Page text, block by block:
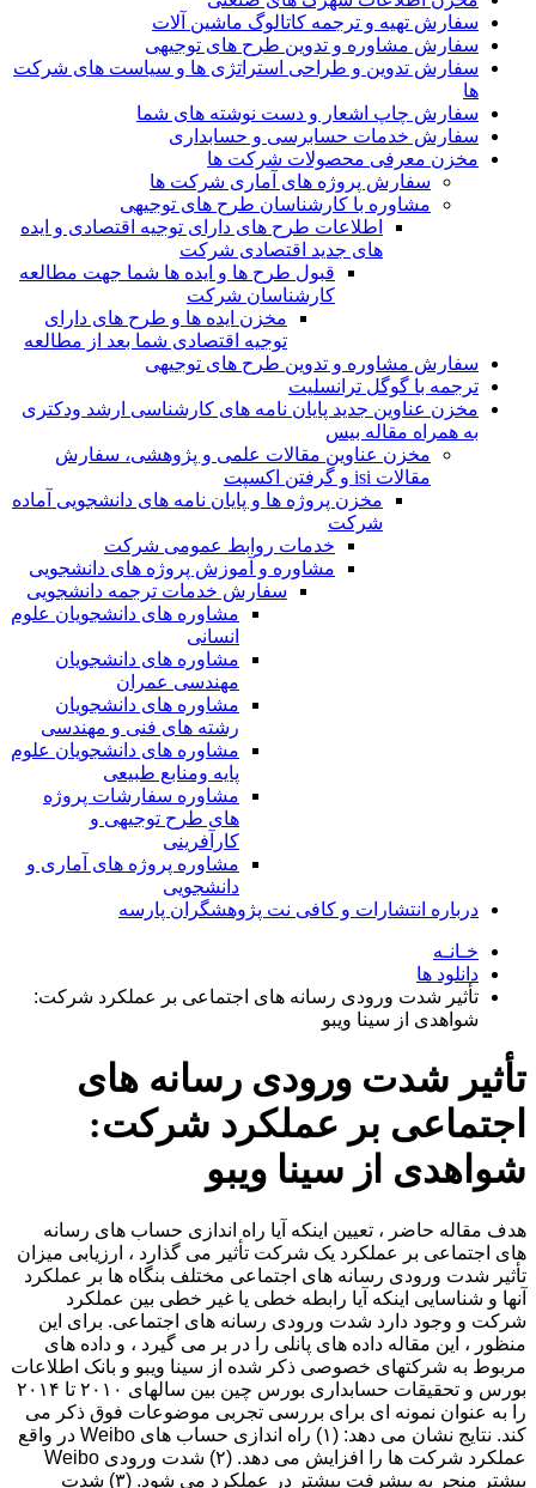
سفارش تهیه و ترجمه کاتالوگ ماشین آلات
سفارش مشاوره و تدوین طرح های توجیهی
سفارش تدوین و طراحی استراتژی ها و سیاست های شرکت
ها
سفارش چاپ اشعار و دست نوشته های شما
سفارش خدمات حسابرسی و حسابداری
مخزن معرفی محصولات شرکت ها
سفارش پروژه های آماری شرکت ها
مشاوره با کارشناسان طرح های توجیهی
اطلاعات طرح های دارای توجیه اقتصادی و ایده
های جدید اقتصادی شرکت
قبول طرح ها و ایده ها شما جهت مطالعه
کارشناسان شرکت
مخزن ایده ها و طرح های دارای
توجیه اقتصادی شما بعد از مطالعه
سفارش مشاوره و تدوین طرح های توجیهی
ترجمه با گوگل ترانسلیت
مخزن عناوین جدید پایان نامه های کارشناسی ارشد ودکتری
به همراه مقاله بیس
مخزن عناوین مقالات علمی و پژوهشی، سفارش
مقالات isi و گرفتن اکسپت
مخزن پروژه ها و پایان نامه های دانشجویی آماده
شرکت
خدمات روابط عمومی شرکت
مشاوره و آموزش پروژه های دانشجویی
سفارش خدمات ترجمه دانشجویی
مشاوره های دانشجویان علوم
انسانی
مشاوره های دانشجویان
مهندسی عمران
مشاوره های دانشجویان
رشته های فنی و مهندسی
مشاوره های دانشجویان علوم
پایه ومنابع طبیعی
مشاوره سفارشات پروژه
های طرح توجیهی و
کارآفرینی
مشاوره پروژه های آماری و
دانشجویی
درباره انتشارات و کافی نت پژوهشگران پارسه
خـانـه
دانلود ها
تأثیر شدت ورودی رسانه های اجتماعی بر عملکرد شرکت:
شواهدی از سینا ویبو
تأثیر شدت ورودی رسانه های
اجتماعی بر عملکرد شرکت:
شواهدی از سینا ویبو
هدف مقاله حاضر ، تعیین اینکه آیا راه اندازی حساب های رسانه
های اجتماعی بر عملکرد یک شرکت تأثیر می گذارد ، ارزیابی میزان
تأثیر شدت ورودی رسانه های اجتماعی مختلف بنگاه ها بر عملکرد
آنها و شناسایی اینکه آیا رابطه خطی یا غیر خطی بین عملکرد
شرکت و وجود دارد شدت ورودی رسانه های اجتماعی. برای این
منظور ، این مقاله داده های پانلی را در بر می گیرد ، و داده های
مربوط به شرکتهای خصوصی ذکر شده از سینا ویبو و بانک اطلاعات
بورس و تحقیقات حسابداری بورس چین بین سالهای ۲۰۱۰ تا ۲۰۱۴
را به عنوان نمونه ای برای بررسی تجربی موضوعات فوق ذکر می
کند. نتایج نشان می دهد: (۱) راه اندازی حساب های Weibo در واقع
عملکرد شرکت ها را افزایش می دهد. (۲) شدت ورودی Weibo
بیشتر منجر به پیشرفت بیشتر در عملکرد می شود. (۳) شدت